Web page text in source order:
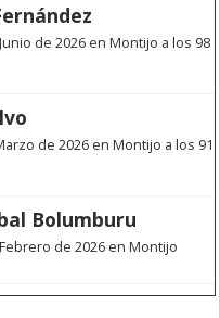
de 2026 en Montijo a los 98
de 2026 en Montijo a los 91
Bolumburu
de 2026 en Montijo